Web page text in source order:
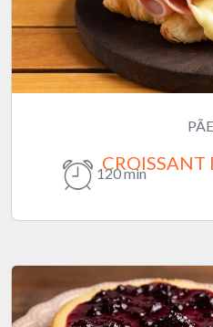
CROISSANT
120 min